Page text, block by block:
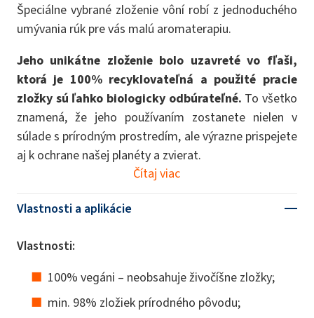
Špeciálne vybrané zloženie vôní robí z jednoduchého
umývania rúk pre vás malú aromaterapiu.
Jeho unikátne zloženie bolo uzavreté vo fľaši,
ktorá je 100% recyklovateľná a použité pracie
zložky sú ľahko biologicky odbúrateľné. To všetko
znamená, že jeho používaním zostanete nielen v
súlade s prírodným prostredím, ale výrazne prispejete
aj k ochrane našej planéty a zvierat.
Čítaj viac
Vlastnosti a aplikácie
Vlastnosti:
100% vegáni – neobsahuje živočíšne zložky;
min. 98% zložiek prírodného pôvodu;